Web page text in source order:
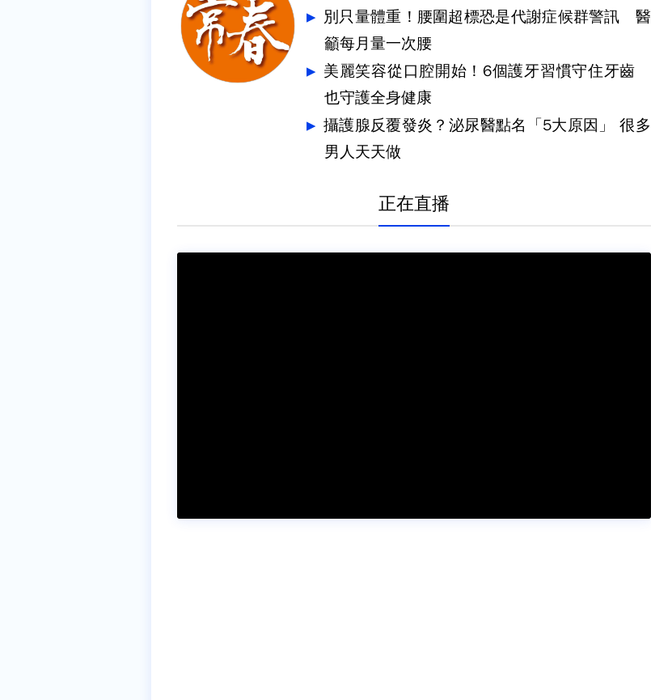
別只量體重！腰圍超標恐是代謝症候群警訊 醫
籲每月量一次腰
美麗笑容從口腔開始！6個護牙習慣守住牙齒
也守護全身健康
攝護腺反覆發炎？泌尿醫點名「5大原因」 很多
男人天天做
正在直播